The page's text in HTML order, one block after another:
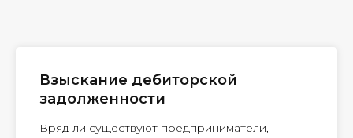
Взыскание дебиторской
задолженности
Вряд ли существуют предприниматели,